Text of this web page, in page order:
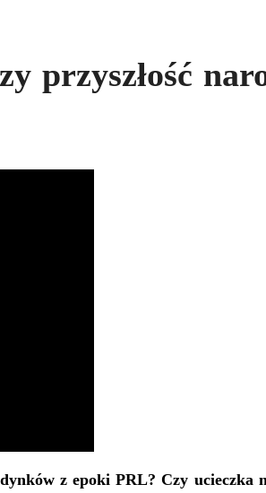
przyszłość
z epoki PRL? Czy ucieczka